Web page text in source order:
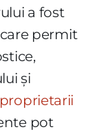
a fost
permit
și
pot